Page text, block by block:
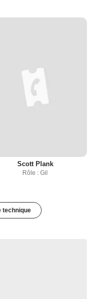
Scott Plank
Rôle : Gil
technique